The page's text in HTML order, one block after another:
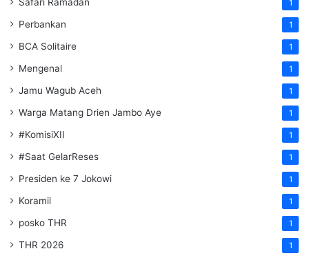
1
Perbankan 1
BCA Solitaire 1
Mengenal 1
Jamu Wagub Aceh 1
Warga Matang Drien Jambo Aye 1
#KomisiXII 1
#Saat GelarReses 1
Presiden ke 7 Jokowi 1
Koramil 1
posko THR 1
THR 2026 1